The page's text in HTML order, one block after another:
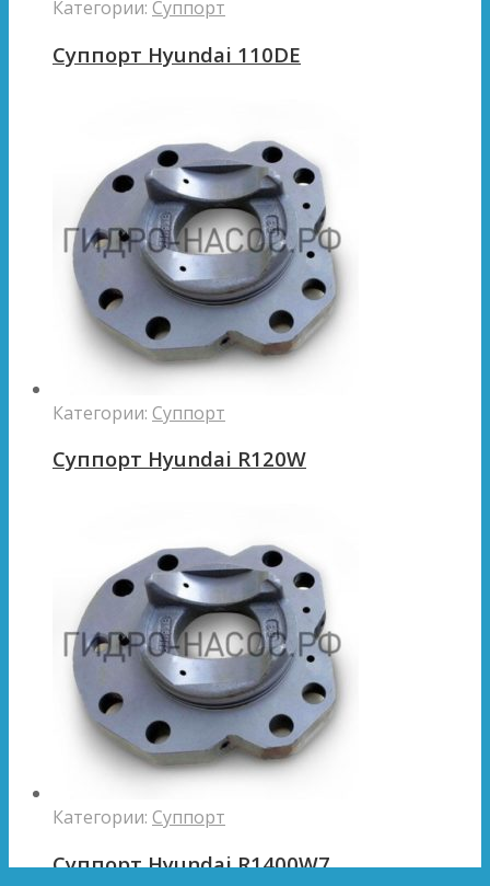
Категории: Суппорт
Суппорт Hyundai 110DE
Категории: Суппорт
Суппорт Hyundai R120W
Категории: Суппорт
Суппорт Hyundai R1400W7